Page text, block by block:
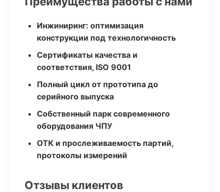
Инжиниринг: оптимизация
конструкции под технологичность
Сертификаты качества и
соответствия, ISO 9001
Полный цикл от прототипа до
серийного выпуска
Собственный парк современного
оборудования ЧПУ
ОТК и прослеживаемость партий,
протоколы измерений
Отзывы клиентов